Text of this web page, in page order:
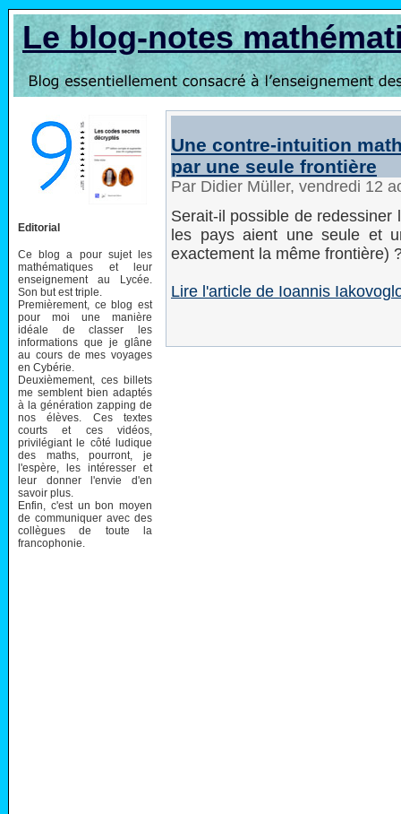
Le blog-notes
Editorial
Ce blog a pour sujet les
mathématiques et leur
enseignement au Lycée.
Son but est triple.
Premièrement, ce blog est
pour moi une manière
idéale de classer les
informations que je glâne
au cours de mes voyages
en Cybérie.
Deuxièmement, ces billets
me semblent bien adaptés
à la génération zapping de
nos élèves. Ces textes
courts et ces vidéos,
privilégiant le côté ludique
des maths, pourront, je
l'espère, les intéresser et
leur donner l'envie d'en
savoir plus.
Enfin, c'est un bon moyen
de communiquer avec des
collègues de toute la
francophonie.
Une contre-intuition
par une seule frontière
Par Didier Müller, vendredi 12
Serait-il possible de
les pays aient une seule et
exactement la même frontière)
Lire l'article de Ioannis